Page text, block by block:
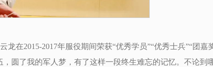
在2015-2017年服役期间荣获“优秀学员”“优秀士兵”“团嘉
圆了我的军人梦，有了这样一段终生难忘的记忆。不论到